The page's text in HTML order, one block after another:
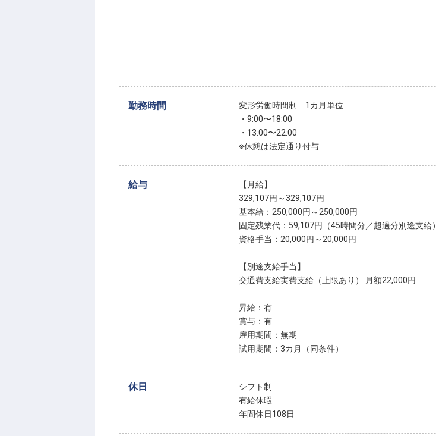
勤務時間
変形労働時間制 1カ月単位
・9:00〜18:00
・13:00〜22:00
※休憩は法定通り付与
給与
【月給】
329,107円～329,107円
基本給：250,000円～250,000円
固定残業代：59,107円（45時間分／超過分別途支給）
資格手当：20,000円～20,000円
【別途支給手当】
交通費支給実費支給（上限あり） 月額22,000円
昇給：有
賞与：有
雇用期間：無期
試用期間：3カ月（同条件）
休日
シフト制
有給休暇
年間休日108日